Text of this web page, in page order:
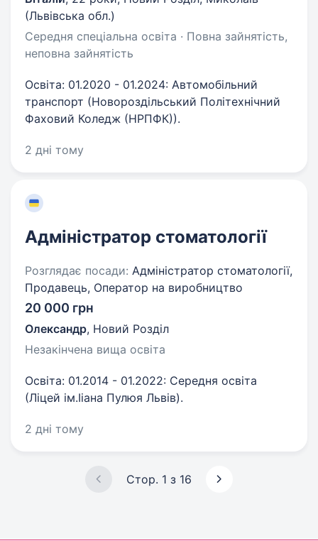
(Львівська обл.)
Середня спеціальна освіта · Повна зайнятість,
неповна зайнятість
Освіта: 01.2020 - 01.2024: Автомобільний
транспорт (Новороздільський Політехнічний
Фаховий Коледж (НРПФК)).
2 дні тому
Адміністратор стоматології
Розглядає посади: Адміністратор стоматології,
Продавець, Оператор на виробництво
20 000 грн
Олександр, Новий Розділ
Незакінчена вища освіта
Освіта: 01.2014 - 01.2022: Середня освіта
(Ліцей ім.Ііана Пулюя Львів).
2 дні тому
Стор. 1 з 16